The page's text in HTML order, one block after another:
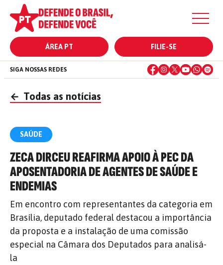
ÁREA PT FILIE-SE
SIGA NOSSAS REDES
← Todas as notícias
SAÚDE
ZECA DIRCEU REAFIRMA APOIO À PEC DA
APOSENTADORIA DE AGENTES DE SAÚDE E
ENDEMIAS
Em encontro com representantes da categoria em
Brasília, deputado federal destacou a importância
da proposta e a instalação de uma comissão
especial na Câmara dos Deputados para analisá-
la